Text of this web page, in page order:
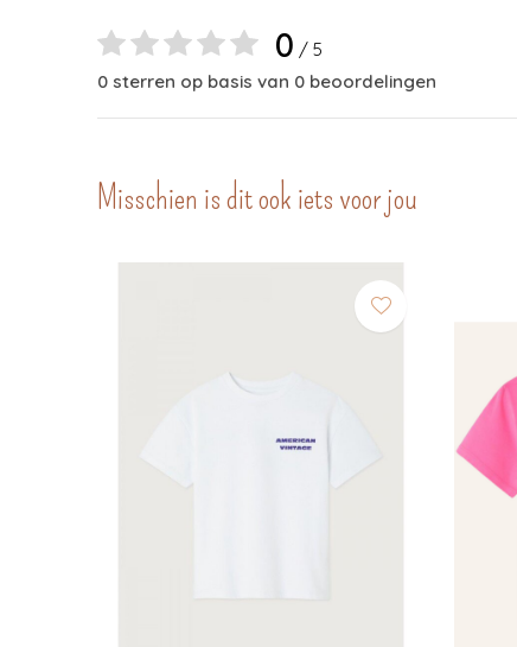
0 / 5
0 sterren op basis van 0 beoordelingen
Misschien is dit ook iets voor jou